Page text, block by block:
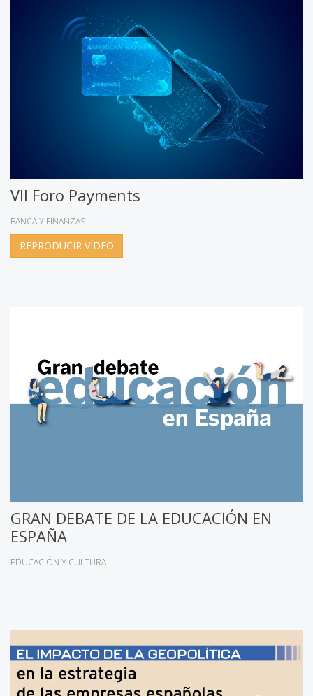
VII Foro Payments
BANCA Y FINANZAS
REPRODUCIR VÍDEO
GRAN DEBATE DE LA EDUCACIÓN EN
ESPAÑA
EDUCACIÓN Y CULTURA